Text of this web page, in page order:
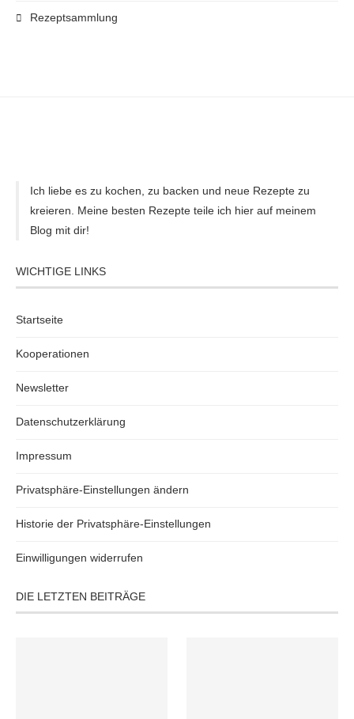
Rezeptsammlung
Ich liebe es zu kochen, zu backen und neue Rezepte zu
kreieren. Meine besten Rezepte teile ich hier auf meinem
Blog mit dir!
WICHTIGE LINKS
Startseite
Kooperationen
Newsletter
Datenschutzerklärung
Impressum
Privatsphäre-Einstellungen ändern
Historie der Privatsphäre-Einstellungen
Einwilligungen widerrufen
DIE LETZTEN BEITRÄGE